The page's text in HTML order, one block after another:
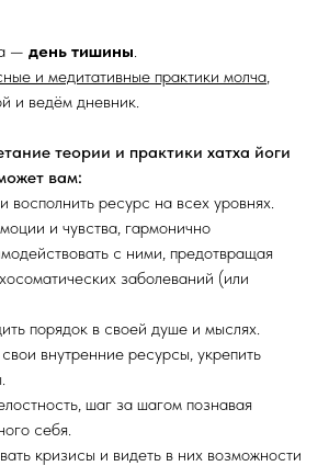
— день тишины
и медитативные практики молча
и ведём дневник.
теории и практики хатха йоги
вам:
восполнить ресурс на всех уровнях.
и чувства, гармонично
с ними, предотвращая
заболеваний (или
порядок в своей душе и мыслях.
внутренние ресурсы, укрепить
шаг за шагом познавая
себя.
кризисы и видеть в них возможности